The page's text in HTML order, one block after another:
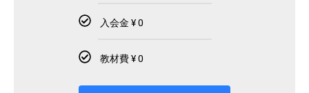
入会金 ¥ 0
教材費 ¥ 0